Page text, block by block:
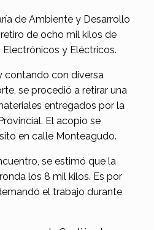
de Ambiente y Desarrollo
de ocho mil kilos de
y Eléctricos.
contando con diversa
se procedió a retirar una
entregados por la
El acopio se
en calle Monteagudo.
se estimó que la
los 8 mil kilos. Es por
el trabajo durante